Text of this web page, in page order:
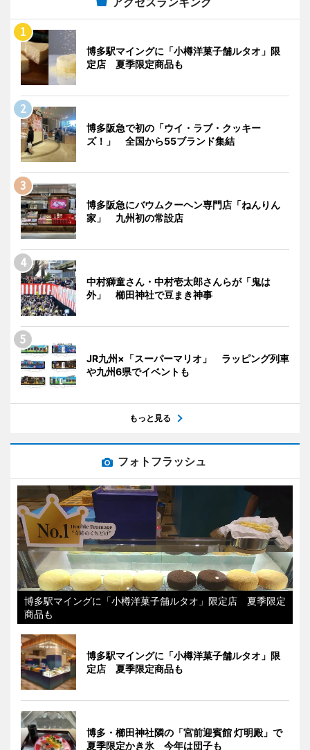
博多駅マイングに「小樽洋菓子舗ルタオ」限
定店 夏季限定商品も
博多阪急で初の「ウイ・ラブ・クッキー
ズ！」 全国から55ブランド集結
博多阪急にバウムクーヘン専門店「ねんりん
家」 九州初の常設店
中村獅童さん・中村壱太郎さんらが「鬼は
外」 櫛田神社で豆まき神事
JR九州×「スーパーマリオ」 ラッピング列車
や九州6県でイベントも
もっと見る
フォトフラッシュ
博多駅マイングに「小樽洋菓子舗ルタオ」限定店 夏季限定
商品も
博多駅マイングに「小樽洋菓子舗ルタオ」限
定店 夏季限定商品も
博多・櫛田神社隣の「宮前迎賓館 灯明殿」で
夏季限定かき氷 今年は団子も